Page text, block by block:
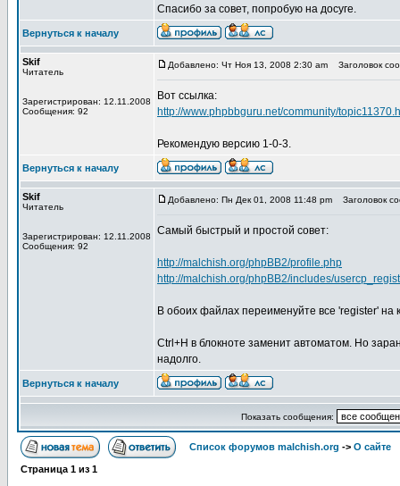
Спасибо за совет, попробую на досуге.
Вернуться к началу
Skif
Читатель
Зарегистрирован: 12.11.2008
Сообщения: 92
Добавлено: Чт Ноя 13, 2008 2:30 am Заголовок
Вот ссылка:
http://www.phpbbguru.net/community/
Рекомендую версию 1-0-3.
Вернуться к началу
Skif
Читатель
Зарегистрирован: 12.11.2008
Сообщения: 92
Добавлено: Пн Дек 01, 2008 11:48 pm Заголовок
Самый быстрый и простой совет:
http://malchish.org/phpBB2/profile.php
http://malchish.org/phpBB2/includes/
В обоих файлах переименуйте все 'register' на
Ctrl+H в блокноте заменит автоматом. Но
надолго.
Вернуться к началу
Показать сообщения:
Список форумов malchish.org -> О сайте
Страница 1 из 1